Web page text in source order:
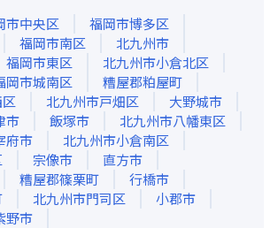
市中央区
福岡市博多区
福岡市南区
北九州市
福岡市東区
北九州市小倉北区
岡市城南区
糟屋郡粕屋町
北九州市戸畑区
大野城市
市 飯塚市
北九州市八幡東区
府市
北九州市小倉南区
宗像市
直方市
糟屋郡篠栗町
行橋市
北九州市門司区
小郡市
野市